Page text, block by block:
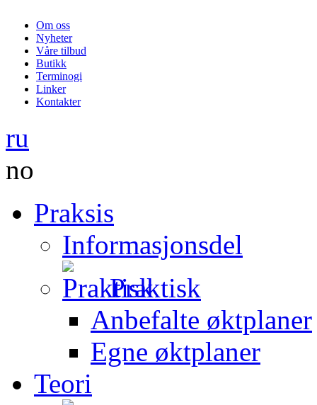
Om oss
Nyheter
Våre tilbud
Butikk
Terminogi
Linker
Kontakter
ru
no
Praksis
Informasjonsdel
Praktisk
Anbefalte øktplaner
Egne øktplaner
Teori